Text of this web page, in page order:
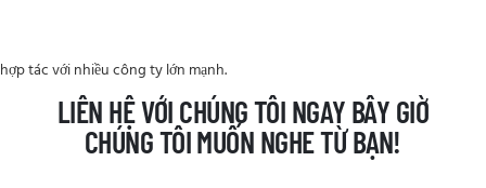
hợp tác với nhiều công ty lớn mạnh.
LIÊN HỆ VỚI CHÚNG TÔI NGAY BÂY GIỜ
CHÚNG TÔI MUỐN NGHE TỪ BẠN!